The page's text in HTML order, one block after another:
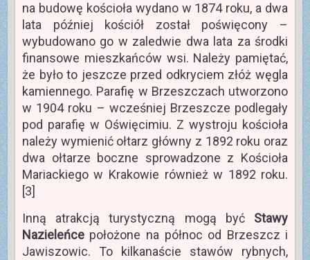
na budowę kościoła wydano w 1874 roku, a dwa
lata później kościół został poświęcony –
wybudowano go w zaledwie dwa lata za środki
finansowe mieszkańców wsi. Należy pamiętać,
że było to jeszcze przed odkryciem złóż węgla
kamiennego. Parafię w Brzeszczach utworzono
w 1904 roku – wcześniej Brzeszcze podlegały
pod parafię w Oświęcimiu. Z wystroju kościoła
należy wymienić ołtarz główny z 1892 roku oraz
dwa ołtarze boczne sprowadzone z Kościoła
Mariackiego w Krakowie również w 1892 roku.
[3]
Inną atrakcją turystyczną mogą być Stawy
Nazieleńcepołożone na północ od Brzeszcz i
Jawiszowic. To kilkanaście stawów rybnych,